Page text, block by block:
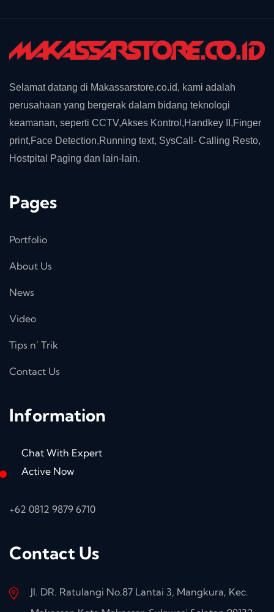
Selamat datang di Makassarstore.co.id, kami adalah
perusahaan yang bergerak dalam bidang teknologi
keamanan, seperti CCTV,Akses Kontrol,Handkey II,Finger
print,Face Detection,Running text, SysCall- Calling Resto,
Hostpital Paging dan lain-lain.
Pages
Portfolio
About Us
News
Video
Tips n’ Trik
Contact Us
Information
Chat With Expert
Active Now
+62 0812 9879 6710
Contact Us
Jl. DR. Ratulangi No.87 Lantai 3, Mangkura, Kec.